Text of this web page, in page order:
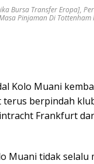
Bursa Transfer Eropa],
Pinjaman Di Tottenham
Kolo Muani
berpindah
Frankfurt
Muani tidak selalu